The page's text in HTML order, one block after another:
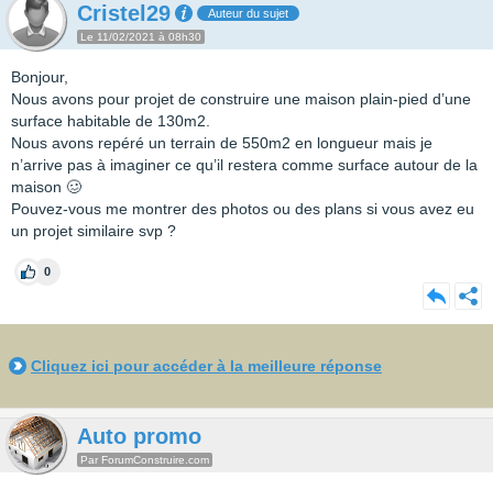
Cristel29 Auteur du sujet
Le 11/02/2021 à 08h30
Bonjour,
Nous avons pour projet de construire une maison plain-pied d’une
surface habitable de 130m2.
Nous avons repéré un terrain de 550m2 en longueur mais je
n’arrive pas à imaginer ce qu’il restera comme surface autour de la
maison 🥴
Pouvez-vous me montrer des photos ou des plans si vous avez eu
un projet similaire svp ?
0
Cliquez ici pour accéder à la meilleure réponse
Auto promo
Par ForumConstruire.com